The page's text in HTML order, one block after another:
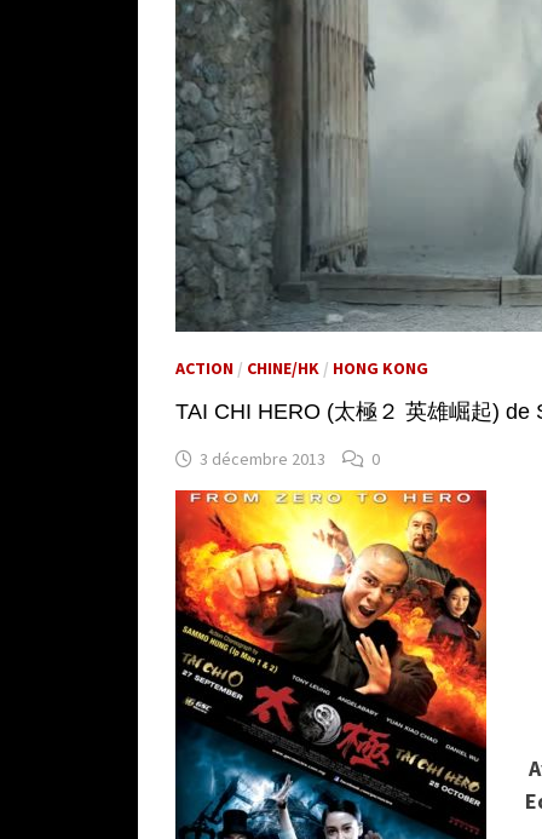
ACTION / CHINE/HK / HONG KONG
TAI CHI HERO (太極２ 英雄崛起) de
3 décembre 2013 0